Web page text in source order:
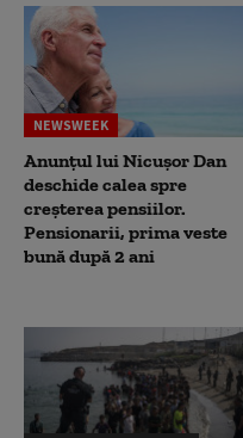
NEWSWEEK
Anunțul lui Nicușor Dan
deschide calea spre
creșterea pensiilor.
Pensionarii, prima veste
bună după 2 ani